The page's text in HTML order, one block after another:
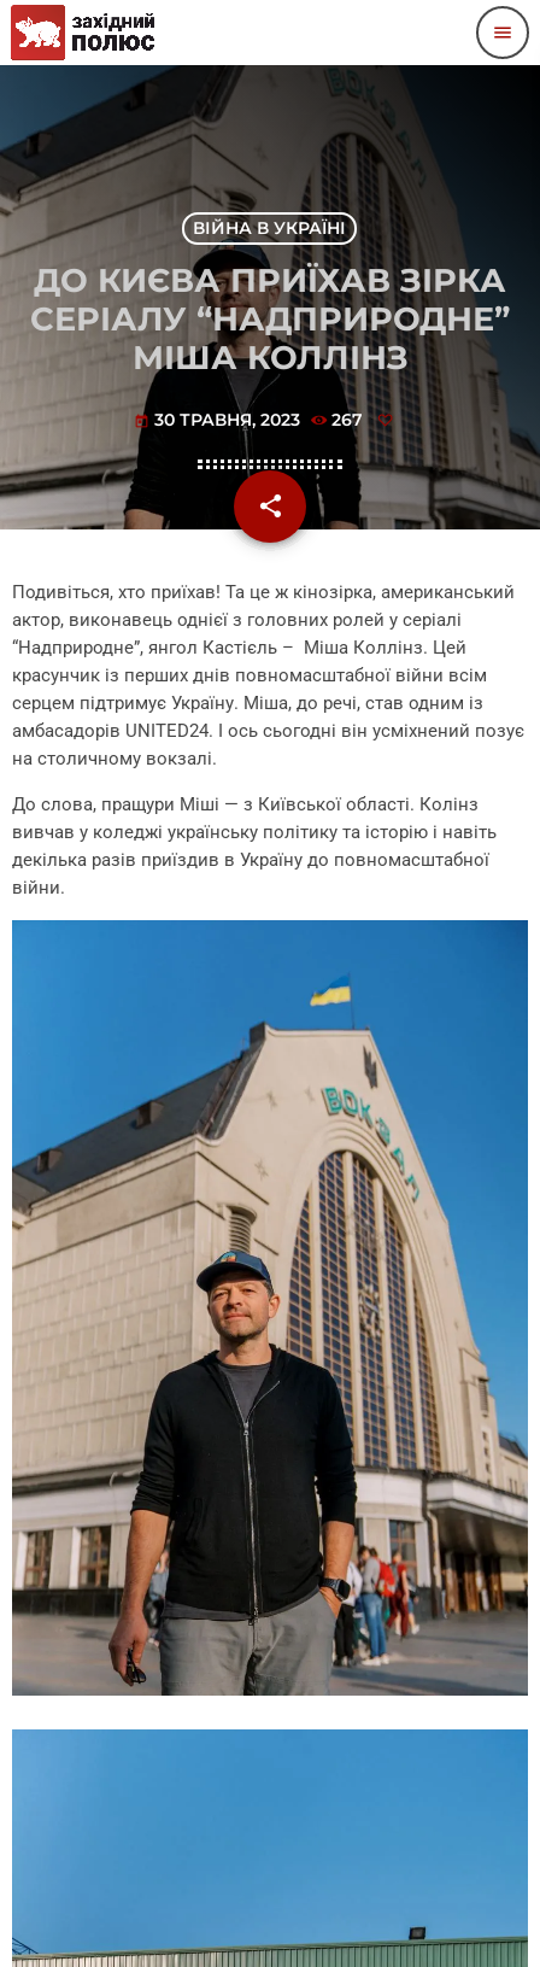
menu
ВІЙНА В УКРАЇНІ
ДО КИЄВА ПРИЇХАВ ЗІРКА
СЕРІАЛУ “НАДПРИРОДНЕ”
МІША КОЛЛІНЗ
today 30 ТРАВНЯ, 2023 267
share
email
Подивіться, хто приїхав! Та це ж кінозірка, американський
актор, виконавець однієї з головних ролей у серіалі
“Надприродне”, янгол Кастієль – Міша Коллінз. Цей
красунчик із перших днів повномасштабної війни всім
серцем підтримує Україну. Міша, до речі, став одним із
амбасадорів UNITED24. І ось сьогодні він усміхнений позує
на столичному вокзалі.
До слова, пращури Міші — з Київської області. Колінз
вивчав у коледжі українську політику та історію і навіть
декілька разів приїздив в Україну до повномасштабної
війни.